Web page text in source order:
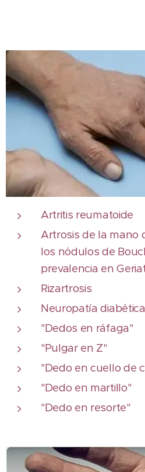
Artritis reumatoide
Artrosis de la mano
los nódulos de
prevalencia en
Rizartrosis
Neuropatía diabética
"Dedos en ráfaga"
"Pulgar en Z"
"Dedo en cuello de
"Dedo en martillo"
"Dedo en resorte"